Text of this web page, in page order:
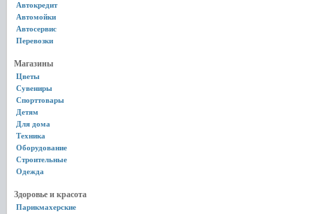
Автокредит
Автомойки
Автосервис
Перевозки
Магазины
Цветы
Сувениры
Спорттовары
Детям
Для дома
Техника
Оборудование
Строительные
Одежда
Здоровье и красота
Парикмахерские